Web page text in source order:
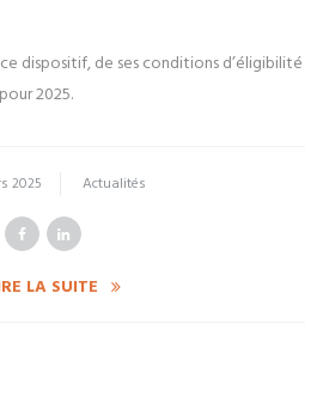
dispositif, de ses conditions d’éligibilité
2025.
2025 Actualités
LA SUITE